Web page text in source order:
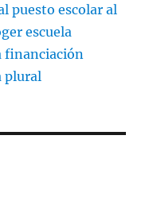
puesto escolar al
escuela
financiación
plural